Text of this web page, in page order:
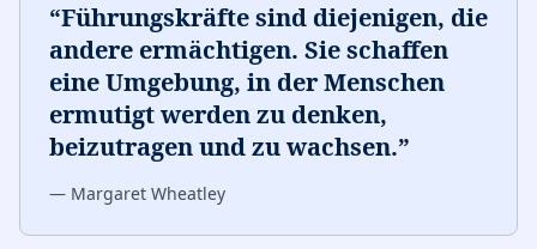
“Führungskräfte sind diejenigen, die
andere ermächtigen. Sie schaffen
eine Umgebung, in der Menschen
ermutigt werden zu denken,
beizutragen und zu wachsen.”
— Margaret Wheatley